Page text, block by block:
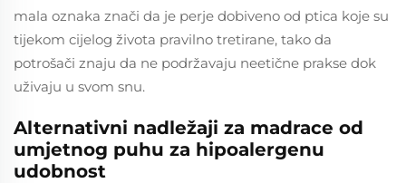
mala oznaka znači da je perje dobiveno od ptica koje su
tijekom cijelog života pravilno tretirane, tako da
potrošači znaju da ne podržavaju neetične prakse dok
uživaju u svom snu.
Alternativni nadležaji za madrace od
umjetnog puhu za hipoalergenu
udobnost